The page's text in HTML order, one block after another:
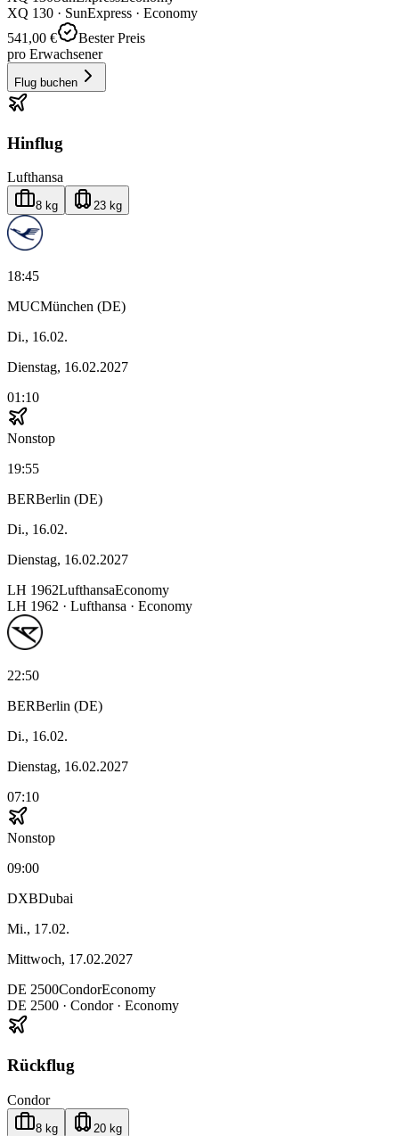
XQ 130 · SunExpress · Economy
541,00 €
Bester Preis
pro Erwachsener
Flug buchen
Hinflug
Lufthansa
8 kg 23 kg
18:45
MUCMünchen (DE)
Di., 16.02.
Dienstag, 16.02.2027
01:10
Nonstop
19:55
BERBerlin (DE)
Di., 16.02.
Dienstag, 16.02.2027
LH 1962LufthansaEconomy
LH 1962 · Lufthansa · Economy
22:50
BERBerlin (DE)
Di., 16.02.
Dienstag, 16.02.2027
07:10
Nonstop
09:00
DXBDubai
Mi., 17.02.
Mittwoch, 17.02.2027
DE 2500CondorEconomy
DE 2500 · Condor· Economy
Rückflug
Condor
8 kg 20 kg